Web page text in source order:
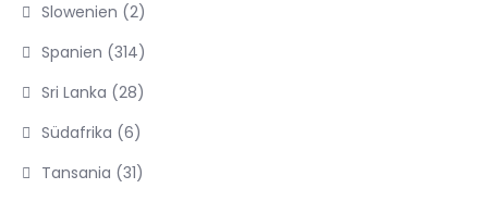
Slowenien (2)
Spanien (314)
Sri Lanka (28)
Südafrika (6)
Tansania (31)